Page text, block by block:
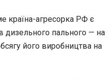
країна-агресорка РФ є
дизельного пального — на
його виробництва на